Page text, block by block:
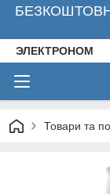
ЭЛЕКТРОНОМ
Товари та